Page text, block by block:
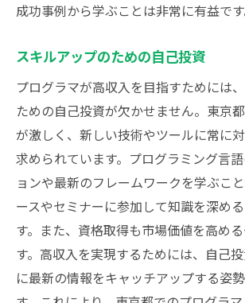
成功事例から学ぶことは非常に有益です
スキルアップのための自己投資
プログラマが高収入を目指すためには
ための自己投資が欠かせません。東京
が激しく、新しい技術やツールに常に
求められています。プログラミング言
ョンや最新のフレームワークを学ぶこ
ースやセミナーに参加して知識を深め
す。また、資格取得も市場価値を高め
す。高収入を実現するためには、自己
に最新の情報をキャッチアップする姿